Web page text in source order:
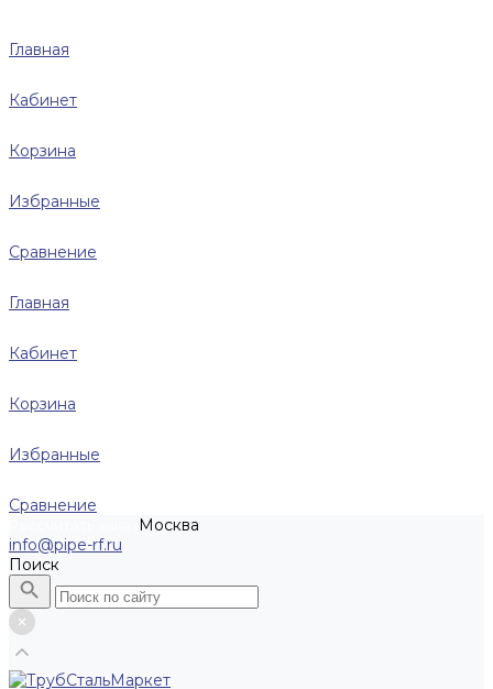
Главная
Кабинет
Корзина
Избранные
Сравнение
Главная
Кабинет
Корзина
Избранные
Сравнение
Москва
info@pipe-rf.ru
Поиск